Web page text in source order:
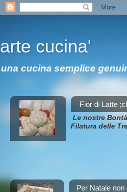
arte cucina'
una cucina semplice
Fior di Latte
Le nostre
Filatura delle
Per Natale